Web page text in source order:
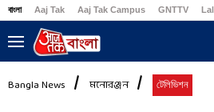
বাংলা Aaj Tak Aaj Tak Campus GNTTV
Bangla News মনোরঞ্জন টেলিভিশন